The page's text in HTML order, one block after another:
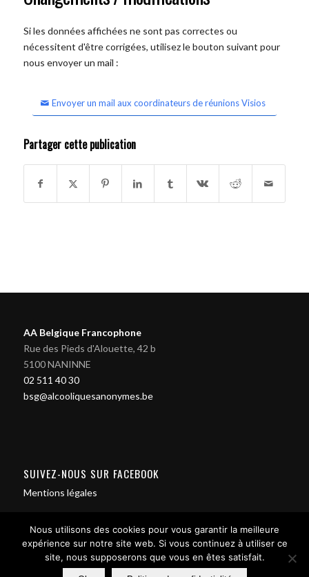
Si les données affichées ne sont pas correctes ou
nécessitent d'être corrigées, utilisez le bouton suivant pour
nous envoyer un mail :
Envoyer un mail aux coordinateurs de réunions Visios
Partager cette publication
AA Belgique Francophone
Rue des Pieds d'Alouette, 42 b
5100 NANINNE
02 511 40 30
bsg@alcooliquesanonymes.be
SUIVEZ-NOUS SUR FACEBOOK
Mentions légales
Nous utilisons des cookies pour vous garantir la meilleure
expérience sur notre site web. Si vous continuez à utiliser ce
site, nous supposerons que vous en êtes satisfait.
Contact us